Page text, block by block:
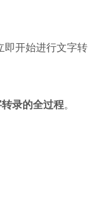
开始进行文字转
录的全过程。